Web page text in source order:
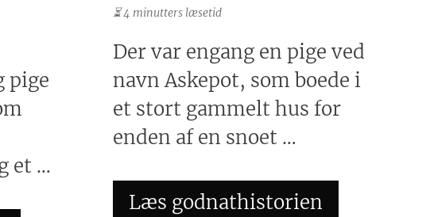
pige
et …
⏳ 4 minutters læsetid
Der var engang en pige ved
navn Askepot, som boede i
et stort gammelt hus for
enden af en snoet …
Læs godnathistorien